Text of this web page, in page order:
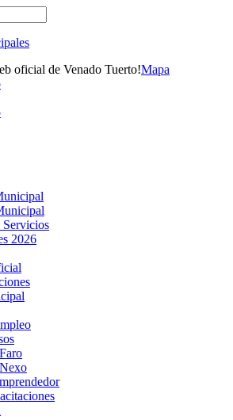
oficial de Venado Tuerto!Mapa
Servicios
2026